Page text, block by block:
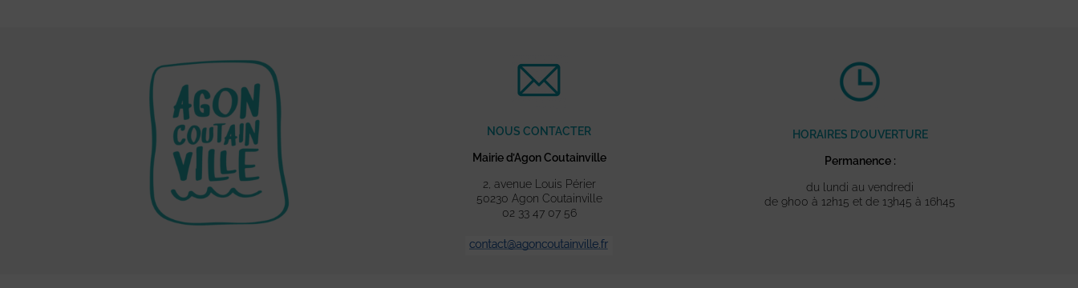
NOUS CONTACTER
Mairie d’Agon Coutainville
2, avenue Louis Périer
50230 Agon Coutainville
02 33 47 07 56
HORAIRES D’OUVERTURE
Permanence :
du lundi au vendredi
de 9h00 à 12h15 et de 13h45 à 16h45